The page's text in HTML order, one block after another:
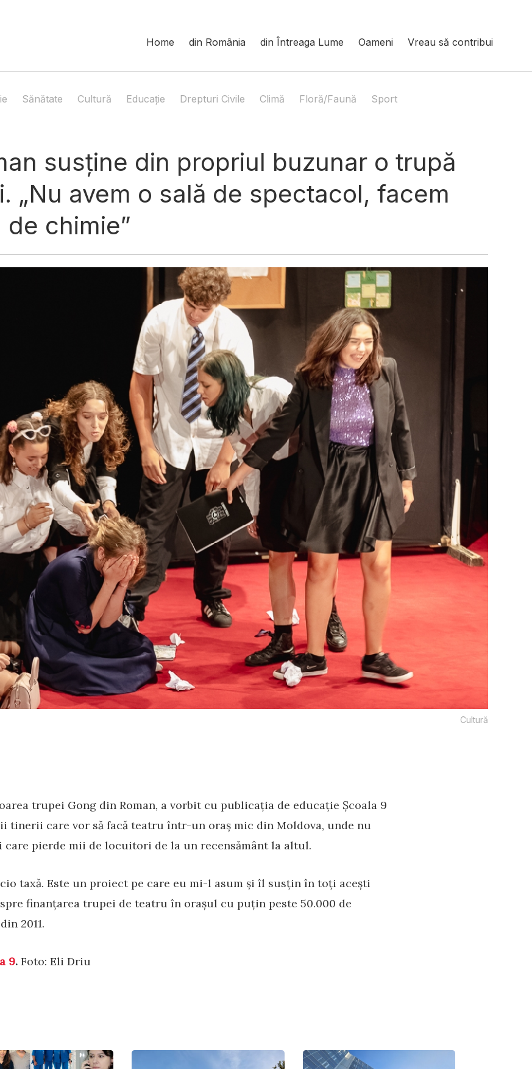
Home din România din Întreaga Lume Oameni Vreau să contribui
Sănătate Cultură Educație Drepturi Civile Climă Floră/Faună Sport
susține din propriul buzunar o trupă
„Nu avem o sală de spectacol, facem
chimie”
Cultură
trupei Gong din Roman, a vorbit cu publicația de educație Școala 9
tinerii care vor să facă teatru într-un oraș mic din Moldova, unde nu
care pierde mii de locuitori de la un recensământ la altul.
taxă. Este un proiect pe care eu mi-l asum și îl susțin în toți acești
finanțarea trupei de teatru în orașul cu puțin peste 50.000 de
2011.
9.Foto: Eli Driu